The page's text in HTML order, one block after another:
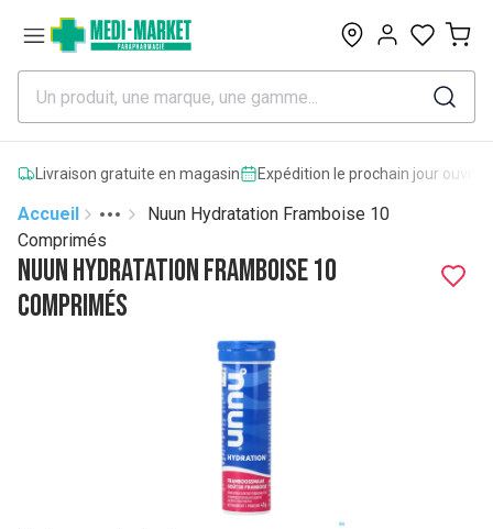
0
Livraison gratuite en magasin Expédition le prochain jour
Accueil
More
Toggle menu
Nuun Hydratation Framboise 10
Comprimés
Nuun Hydratation Framboise 10
Comprimés